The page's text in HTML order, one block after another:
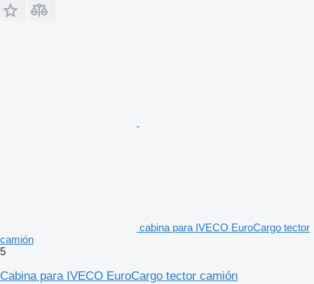
cabina para IVECO EuroCargo tector
camión
5
Cabina para IVECO EuroCargo tector camión